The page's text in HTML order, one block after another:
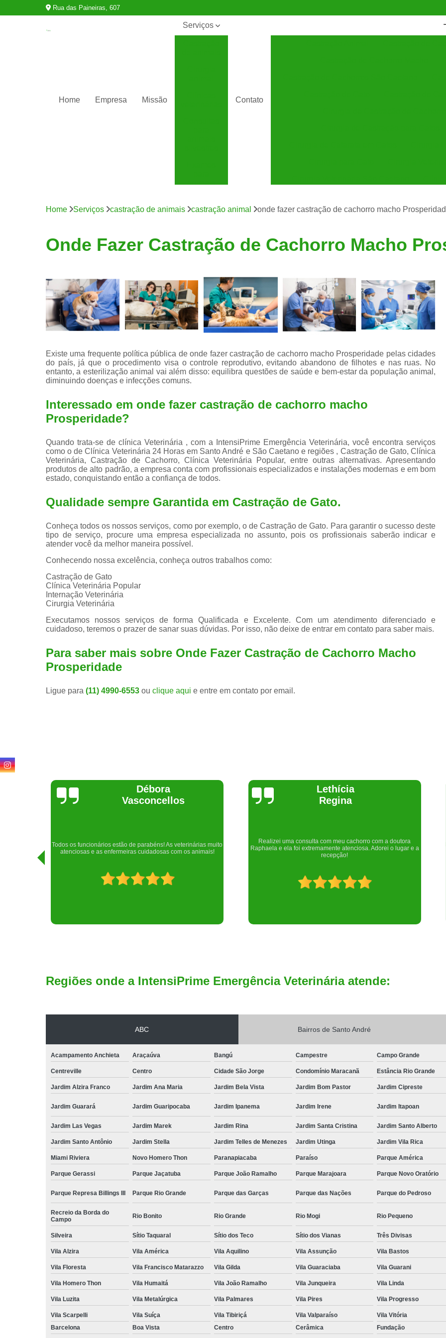
Rua das Paineiras, 607
Home Empresa Missão
Serviços
animais
para
tártaro
Contato
Clínica Veterinária Especializada em Cães
Clínica Veterinária Santo André
Consulta de
Consulta Médica
Consulta Médica Veterinária para
Consulta para
Consulta para Animais Silvestres São
Consulta para Silvestres
Exame de Endoscopia Veterinária
Exame de Ultrassom para
Exame para Animais Santo André
Internação para Animais de Estimação
Internação Semi Intensiva Veterinária
Limpeza Tártaro Santo André
Limpeza
Home Serviços castração de animais castração animal onde fazer castração de cachorro macho
Onde Fazer Castração de Cachorro Macho
Existe uma frequente política pública de onde fazer castração de cachorro macho Prosperidade pelas cidades
do país, já que o procedimento visa o controle reprodutivo, evitando abandono de filhotes e nas ruas. No
entanto, a esterilização animal vai além disso: equilibra questões de saúde e bem-estar da população animal,
diminuindo doenças e infecções comuns.
Interessado em onde fazer castração de cachorro macho
Prosperidade?
Quando trata-se de clínica Veterinária , com a IntensiPrime Emergência Veterinária, você encontra serviços
como o de Clínica Veterinária 24 Horas em Santo André e São Caetano e regiões , Castração de Gato, Clínica
Veterinária, Castração de Cachorro, Clínica Veterinária Popular, entre outras alternativas. Apresentando
produtos de alto padrão, a empresa conta com profissionais especializados e instalações modernas e em bom
estado, conquistando então a confiança de todos.
Qualidade sempre Garantida em Castração de Gato.
Conheça todos os nossos serviços, como por exemplo, o de Castração de Gato. Para garantir o sucesso deste
tipo de serviço, procure uma empresa especializada no assunto, pois os profissionais saberão indicar e
atender você da melhor maneira possível.
Conhecendo nossa excelência, conheça outros trabalhos como:
Castração de Gato
Clínica Veterinária Popular
Internação Veterinária
Cirurgia Veterinária
Executamos nossos serviços de forma Qualificada e Excelente. Com um atendimento diferenciado e
cuidadoso, teremos o prazer de sanar suas dúvidas. Por isso, não deixe de entrar em contato para saber mais.
Para saber mais sobre Onde Fazer Castração de Cachorro Macho
Prosperidade
Ligue para (11) 4990-6553 ou clique aqui e entre em contato por email.
Débora
Vasconcellos
os funcionários estão de parabéns! As veterinárias muito
atenciosas e as enfermeiras cuidadosas com os animais!
Lethícia
Regina
Realizei uma consulta com meu cachorro com a doutora
Raphaela e ela foi extremamente atenciosa. Adorei o lugar e a
Um lugar
Regiões onde a IntensiPrime Emergência Veterinária atende:
ABC Bairros de Santo André
Acampamento Anchieta Araçaúva Bangú Campestre Campo Grande
Centreville Centro Cidade São Jorge Condomínio Maracanã Estância Rio Grande
Jardim Alzira Franco Jardim Ana Maria Jardim Bela Vista Jardim Bom Pastor Jardim Cipreste
Jardim Guarará Jardim Guaripocaba Jardim Ipanema Jardim Irene Jardim Itapoan
Jardim Las Vegas Jardim Marek Jardim Rina Jardim Santa Cristina Jardim Santo Alberto
Jardim Santo Antônio Jardim Stella Jardim Telles de Menezes Jardim Utinga Jardim Vila Rica
Miami Riviera Novo Homero Thon Paranapiacaba Paraíso Parque América
Parque Gerassi Parque Jaçatuba Parque João Ramalho Parque Marajoara Parque Novo Oratório
Parque Represa Billings III Parque Rio Grande Parque das Garças Parque das Nações Parque do Pedroso
Recreio da Borda do
Campo
Rio Bonito Rio Grande Rio Mogi Rio Pequeno
Silveira Sítio Taquaral Sítio dos Teco Sítio dos Vianas Três Divisas
Vila Alzira Vila América Vila Aquilino Vila Assunção Vila Bastos
Vila Floresta Vila Francisco Matarazzo Vila Gilda Vila Guaraciaba Vila Guarani
Vila Homero Thon Vila Humaitá Vila João Ramalho Vila Junqueira Vila Linda
Vila Luzita Vila Metalúrgica Vila Palmares Vila Pires Vila Progresso
Vila Scarpelli Vila Suíça Vila Tibiriçá Vila Valparaíso Vila Vitória
Barcelona
Boa Vista Centro Cerâmica Fundação